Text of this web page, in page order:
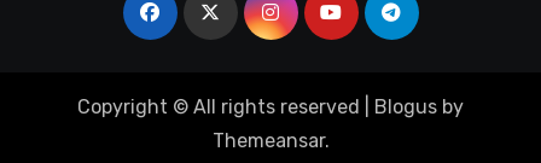
Copyright © All rights reserved Blogus by
Themeansar.